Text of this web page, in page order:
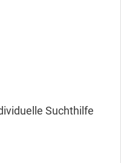
Suchthilfe